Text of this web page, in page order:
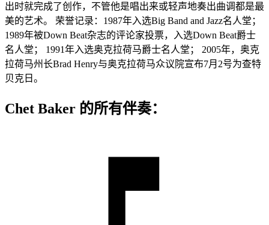
出时就完成了创作，不管他是唱出来或轻声地奏出曲调都是最
美的艺术。 荣誉记录：1987年入选Big Band and Jazz名人堂；
1989年被Down Beat杂志的评论家投票，入选Down Beat爵士
名人堂； 1991年入选奥克拉荷马爵士名人堂； 2005年，奥克
拉荷马州长Brad Henry与奥克拉荷马众议院宣布7月2号为查特
贝克日。
Chet Baker 的所有伴奏：